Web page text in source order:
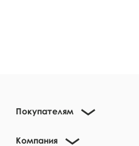
Покупателям
Компания